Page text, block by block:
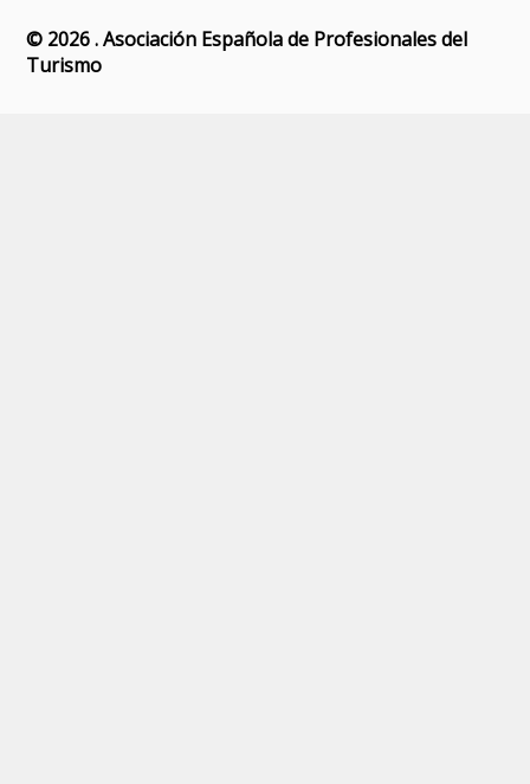
© 2026 . Asociación Española de Profesionales del
Turismo